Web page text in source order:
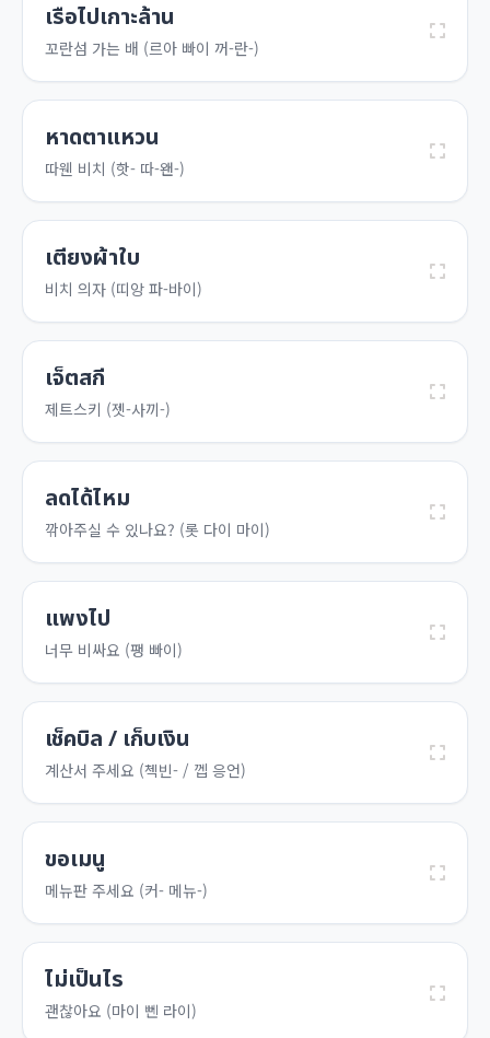
เรือไปเกาะล้าน
꼬란섬 가는 배 (르아 빠이 꺼-란-)
หาดตาแหวน
따웬 비치 (핫- 따-왠-)
เตียงผ้าใบ
비치 의자 (띠앙 파-바이)
เจ็ตสกี
제트스키 (젯-사끼-)
ลดได้ไหม
깎아주실 수 있나요? (롯 다이 마이)
แพงไป
너무 비싸요 (팽 빠이)
เช็คบิล / เก็บเงิน
계산서 주세요 (첵빈- / 껩 응언)
ขอเมนู
메뉴판 주세요 (커- 메뉴-)
ไม่เป็นไร
괜찮아요 (마이 뻰 라이)